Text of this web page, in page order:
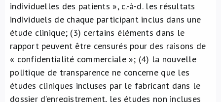
individuelles des patients », c.-à-d. les résultats
individuels de chaque participant inclus dans une
étude clinique; (3) certains éléments dans le
rapport peuvent être censurés pour des raisons de
« confidentialité commerciale »; (4) la nouvelle
politique de transparence ne concerne que les
études cliniques incluses par le fabricant dans le
dossier d’enregistrement, les études non incluses